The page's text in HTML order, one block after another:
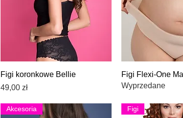
Podgląd
Figi koronkowe Bellie
Cena
49,00 zł
Figi Flexi-One
Wyprzedane
Akcesoria Figi